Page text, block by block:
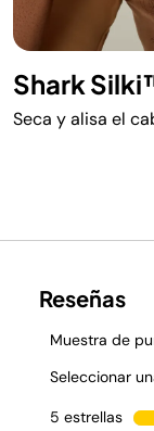
Shark
Seca y alisa el